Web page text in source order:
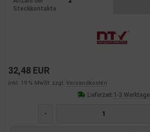
Steckkontakte
32,48 EUR
inkl. 19 % MwSt. zzgl. Versandkosten
Lieferzeit:1-3 Werktage
-